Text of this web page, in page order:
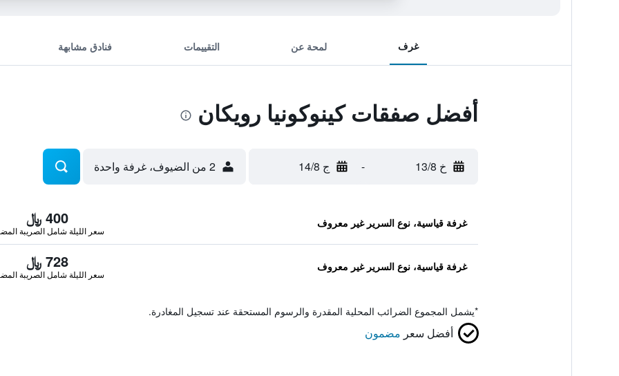
غرف لمحة عن التقييمات فنادق مشابهة
أفضل صفقات كينوكونيا رويكان
خ 13/8 - ج 14/8 2 من الضيوف، غرفة واحدة
غرفة قياسية، نوع السرير غير معروف 400 ﷼
سعر الليلة شامل الصريبة
غرفة قياسية، نوع السرير غير معروف 728 ﷼
سعر الليلة شامل الصريبة
*يشمل المجموع الضرائب المحلية المقدرة والرسوم المستحقة عند تسجيل المغادرة.
أفضل سعر مضمون